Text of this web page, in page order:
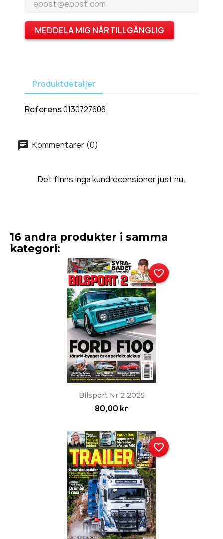
MEDDELA MIG NÄR TILLGÄNGLIG
Produktdetaljer
Referens0130727606
Kommentarer (0)
Det finns inga kundrecensioner just nu.
16 andra produkter i samma
kategori:
Bilsport Nr 2 2025
80,00 kr
favorite_border
favorite_border